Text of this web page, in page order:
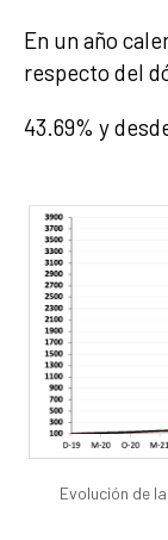
En un año
respecto del
43.69% y
Evolución de